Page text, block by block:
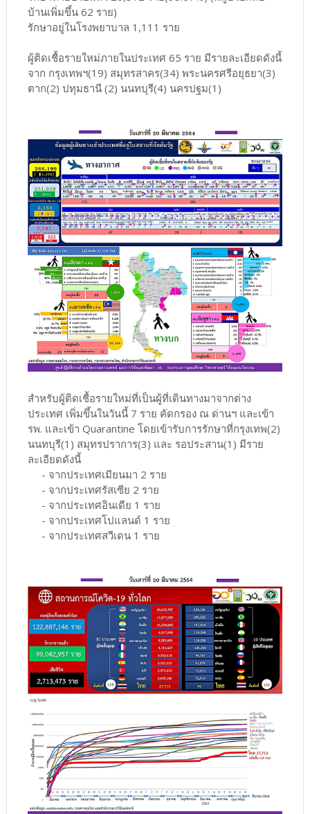
บ้านเพิ่มขึ้น 62 ราย)
รักษาอยู่ในโรงพยาบาล 1,111 ราย
ผู้ติดเชื้อรายใหม่ภายในประเทศ 65 ราย มีรายละเอียดดังนี้
จาก กรุงเทพฯ(19) สมุทรสาคร(34) พระนครศรีอยุธยา(3)
ตาก(2) ปทุมธานี (2) นนทบุรี(4) นครปฐม(1)
สำหรับผู้ติดเชื้อรายใหม่ที่เป็นผู้ที่เดินทางมาจากต่าง
ประเทศ เพิ่มขึ้นในวันนี้ 7 ราย คัดกรอง ณ ด่านฯ และเข้า
รพ. และเข้า Quarantine โดยเข้ารับการรักษาที่กรุงเทพ(2)
นนทบุรี(1) สมุทรปราการ(3) และ รอประสาน(1) มีราย
ละเอียดดังนี้
- จากประเทศเมียนมา 2 ราย
- จากประเทศรัสเซีย 2 ราย
- จากประเทศอินเดีย 1 ราย
- จากประเทศโปแลนด์ 1 ราย
- จากประเทศสวีเดน 1 ราย